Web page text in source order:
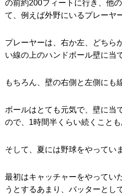
の前約200フィートに行き、他
て、例えば外野にいるプレーヤ
プレーヤーは、右か左、どちら
い線の上のハンドボール壁に当
もちろん、壁の右側と左側にも
ボールはとても元気で、壁に当
ので、1時間半くらい続くことも
そして、夏には野球をやってい
最初はキャッチャーをやってい
うとするあまり、バッターとし